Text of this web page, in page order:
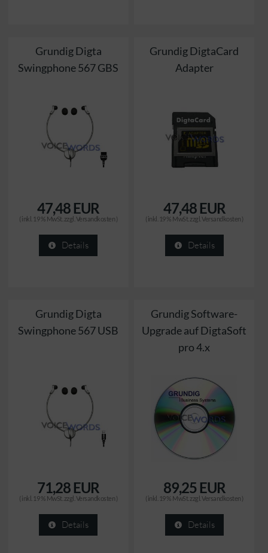
Grundig Digta
Swingphone 567 GBS
47,48 EUR
( inkl. 19 % MwSt. zzgl. Versandkosten )
Details
Grundig DigtaCard
Adapter
47,48 EUR
( inkl. 19 % MwSt. zzgl.Versandkosten )
Details
Grundig Digta
Swingphone 567 USB
71,28 EUR
( inkl. 19 % MwSt. zzgl. Versandkosten )
Details
Grundig Software-
Upgrade auf DigtaSoft
pro 4.x
89,25 EUR
( inkl. 19 % MwSt. zzgl.Versandkosten )
Details